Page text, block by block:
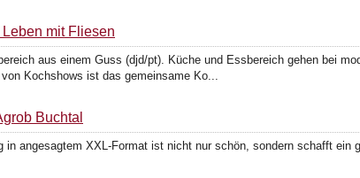
mit Fliesen
aus einem Guss (djd/pt). Küche und Essbereich ge­hen bei
Kochshows ist das gemeinsame Ko...
Buchtal
in angesagtem XXL-Format ist nicht nur schön, sondern schafft ein